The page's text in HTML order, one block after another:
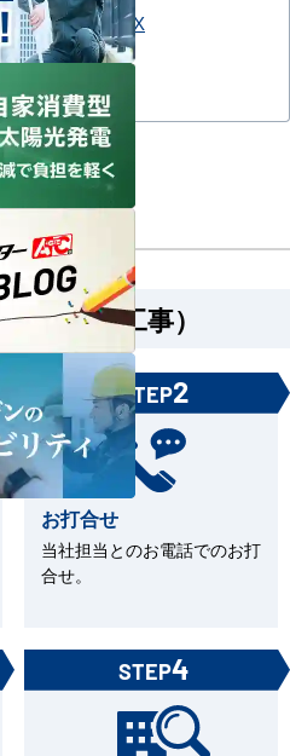
PA-P63U7SGNCX
機器＋工事）
STEP2
お打合せ
当社担当とのお電話でのお打
合せ。
STEP4